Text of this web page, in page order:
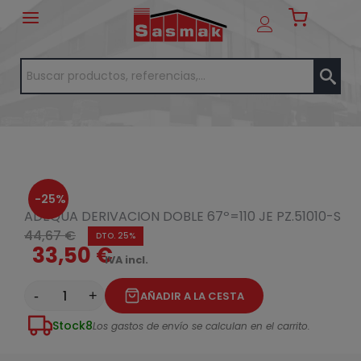
-25%
ADEQUA DERIVACION DOBLE 67º=110 JE PZ.51010-S
44,67 €
DTO. 25%
33,50 €IVA incl.
- + AÑADIR A LA CESTA
Stock8Los gastos de envío se calculan en el carrito.